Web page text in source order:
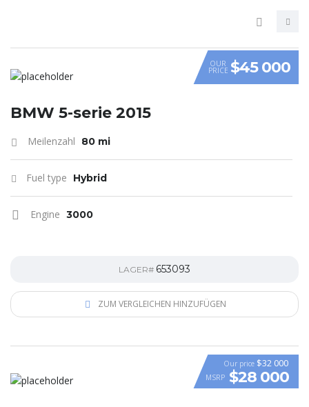
VIDEO
OUR
PRICE $45 000
BMW 5-serie 2015
Meilenzahl 80 mi
Fuel type Hybrid
Engine 3000
LAGER# 653093
ZUM VERGLEICHEN HINZUFÜGEN
Our price $32 000
MSRP $28 000